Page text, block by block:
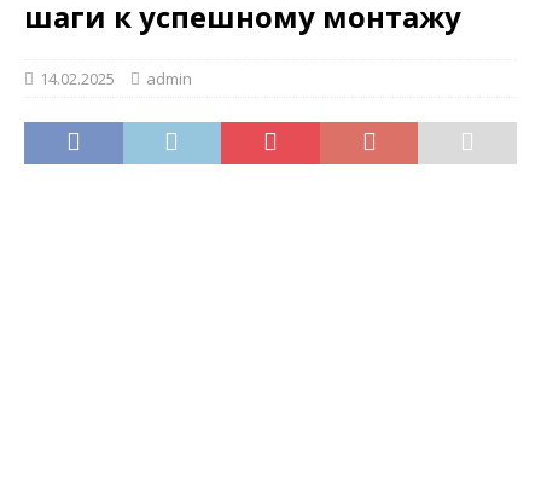
шаги к успешному монтажу
14.02.2025 admin